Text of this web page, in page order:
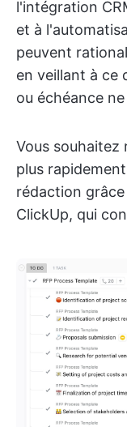
l'intégration
et à
peuvent
en veillant à ce
ou échéance
Vous
plus
rédaction
ClickUp, qui